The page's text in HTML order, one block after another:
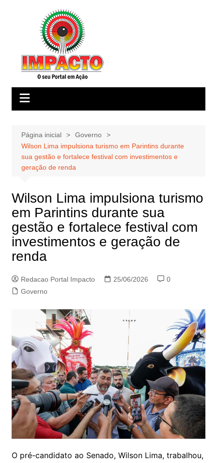
Página inicial
Governo
Wilson Lima impulsiona turismo em Parintins durante
sua gestão e fortalece festival com investimentos e
geração de renda
Wilson Lima impulsiona turismo
em Parintins durante sua
gestão e fortalece festival com
investimentos e geração de
renda
Redacao Portal Impacto 25/06/2026
0
Governo
O pré-candidato ao Senado, Wilson Lima, trabalhou,